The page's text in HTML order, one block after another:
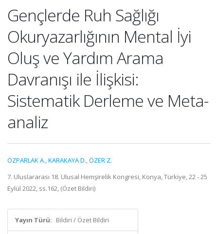
Gençlerde Ruh Sağlığı
Okuryazarlığının Mental İyi
Oluş ve Yardım Arama
Davranışı ile İlişkisi:
Sistematik Derleme ve Meta-
analiz
ÖZPARLAK A.,KARAKAYA D.,ÖZER Z.
7. Uluslararası 18. Ulusal Hemşirelik Kongresi, Konya, Türkiye, 22 - 25
Eylül 2022, ss.162, (Özet Bildiri)
Yayın Türü: Bildiri / Özet Bildiri